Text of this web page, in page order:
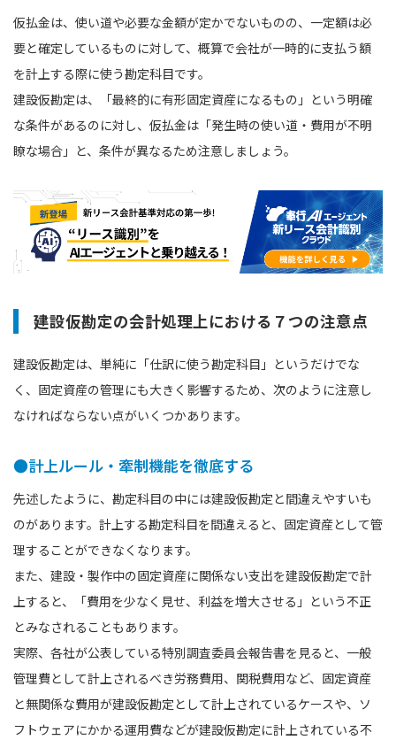
仮払金は、使い道や必要な金額が定かでないものの、一定額は必
要と確定しているものに対して、概算で会社が一時的に支払う額
を計上する際に使う勘定科目です。
建設仮勘定は、「最終的に有形固定資産になるもの」という明確
な条件があるのに対し、仮払金は「発生時の使い道・費用が不明
瞭な場合」と、条件が異なるため注意しましょう。
建設仮勘定の会計処理上における７つの注意点
建設仮勘定は、単純に「仕訳に使う勘定科目」というだけでな
く、固定資産の管理にも大きく影響するため、次のように注意し
なければならない点がいくつかあります。
●計上ルール・牽制機能を徹底する
先述したように、勘定科目の中には建設仮勘定と間違えやすいも
のがあります。計上する勘定科目を間違えると、固定資産として管
理することができなくなります。
また、建設・製作中の固定資産に関係ない支出を建設仮勘定で計
上すると、「費用を少なく見せ、利益を増大させる」という不正
とみなされることもあります。
実際、各社が公表している特別調査委員会報告書を見ると、一般
管理費として計上されるべき労務費用、関税費用など、固定資産
と無関係な費用が建設仮勘定として計上されているケースや、ソ
フトウェアにかかる運用費などが建設仮勘定に計上されている不